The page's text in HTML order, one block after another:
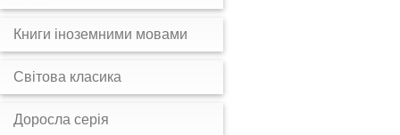
Книги іноземними мовами
Світова класика
Доросла серія